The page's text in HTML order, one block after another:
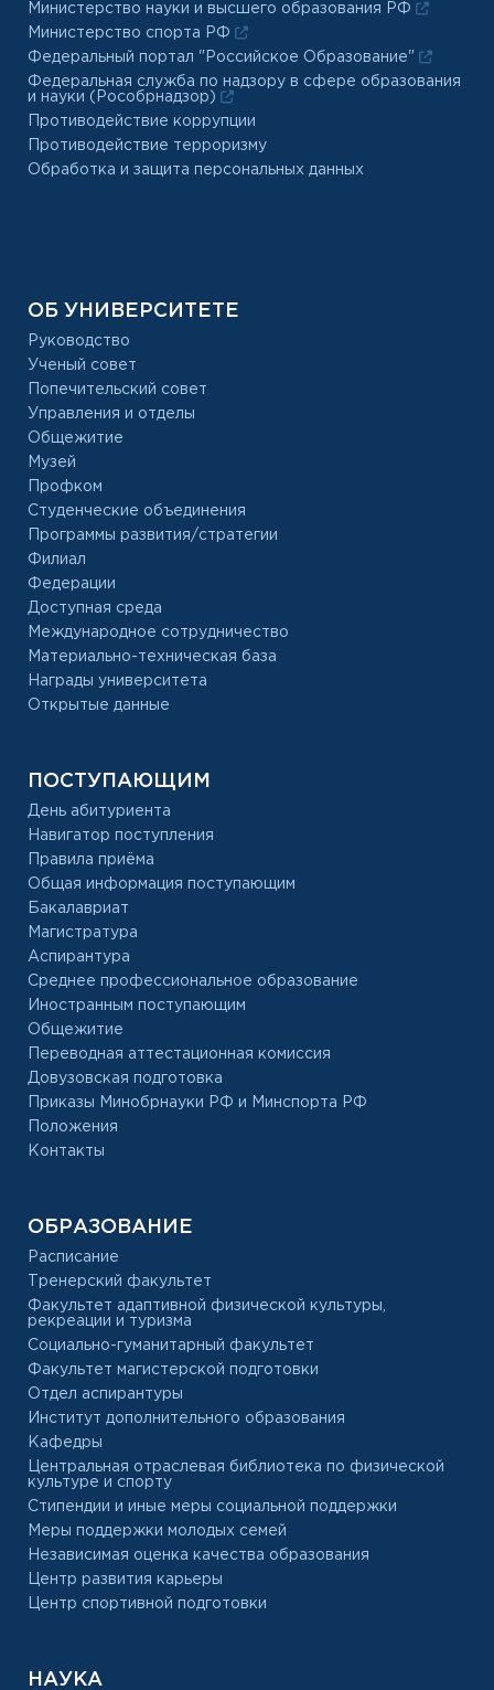
Министерство науки и высшего образования РФ
Министерство спорта РФ
Федеральный портал "Российское Образование"
Федеральная служба по надзору в сфере образования
и науки (Рособрнадзор)
Противодействие коррупции
Противодействие терроризму
Обработка и защита персональных данных
ОБ УНИВЕРСИТЕТЕ
Руководство
Ученый совет
Попечительский совет
Управления и отделы
Общежитие
Музей
Профком
Студенческие объединения
Программы развития/стратегии
Филиал
Федерации
Доступная среда
Международное сотрудничество
Материально-техническая база
Награды университета
Открытые данные
ПОСТУПАЮЩИМ
День абитуриента
Навигатор поступления
Правила приёма
Общая информация поступающим
Бакалавриат
Магистратура
Аспирантура
Среднее профессиональное образование
Иностранным поступающим
Общежитие
Переводная аттестационная комиссия
Довузовская подготовка
Приказы Минобрнауки РФ и Минспорта РФ
Положения
Контакты
ОБРАЗОВАНИЕ
Расписание
Тренерский факультет
Факультет адаптивной физической культуры,
рекреации и туризма
Социально-гуманитарный факультет
Факультет магистерской подготовки
Отдел аспирантуры
Институт дополнительного образования
Кафедры
Центральная отраслевая библиотека по физической
культуре и спорту
Стипендии и иные меры социальной поддержки
Меры поддержки молодых семей
Независимая оценка качества образования
Центр развития карьеры
Центр спортивной подготовки
НАУКА